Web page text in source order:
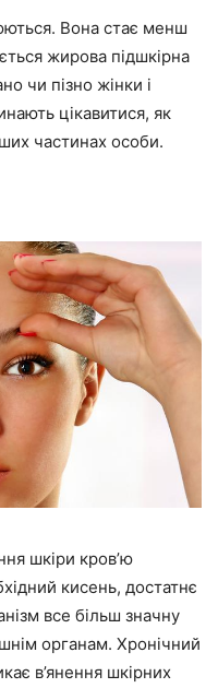
Вона стає менш
жирова підшкірна
чи пізно жінки і
цікавитися, як
частинах особи.
шкіри кров’ю
кисень, достатнє
все більш значну
органам. Хронічний
в’янення шкірних